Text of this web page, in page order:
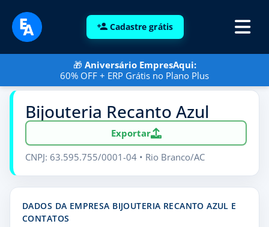
Cadastre grátis
🎁 Aniversário EmpresAqui:
60% OFF + ERP Grátis no Plano Plus
Bijouteria Recanto Azul
Exportar
CNPJ: 63.595.755/0001-04 • Rio Branco/AC
DADOS DA EMPRESA BIJOUTERIA RECANTO AZUL E
CONTATOS